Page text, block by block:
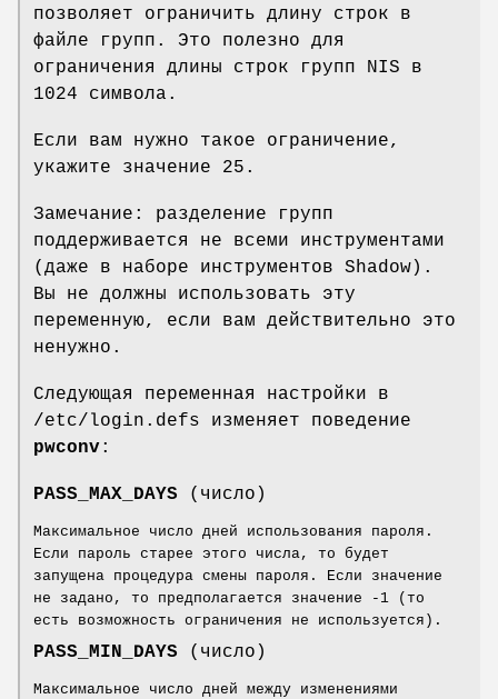
позволяет ограничить длину строк в
файле групп. Это полезно для
ограничения длины строк групп NIS в
1024 символа.
Если вам нужно такое ограничение,
укажите значение 25.
Замечание: разделение групп
поддерживается не всеми инструментами
(даже в наборе инструментов Shadow).
Вы не должны использовать эту
переменную, если вам действительно это
ненужно.
Следующая переменная настройки в
/etc/login.defs изменяет поведение
pwconv:
PASS_MAX_DAYS (число)
Максимальное число дней использования пароля.
Если пароль старее этого числа, то будет
запущена процедура смены пароля. Если значение
не задано, то предполагается значение -1 (то
есть возможность ограничения не используется).
PASS_MIN_DAYS (число)
Максимальное число дней между изменениями